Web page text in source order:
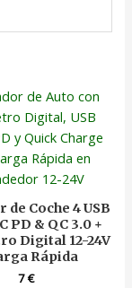
de Coche 4 USB
PD & QC 3.0 +
Digital 12-24V
Rápida
7€